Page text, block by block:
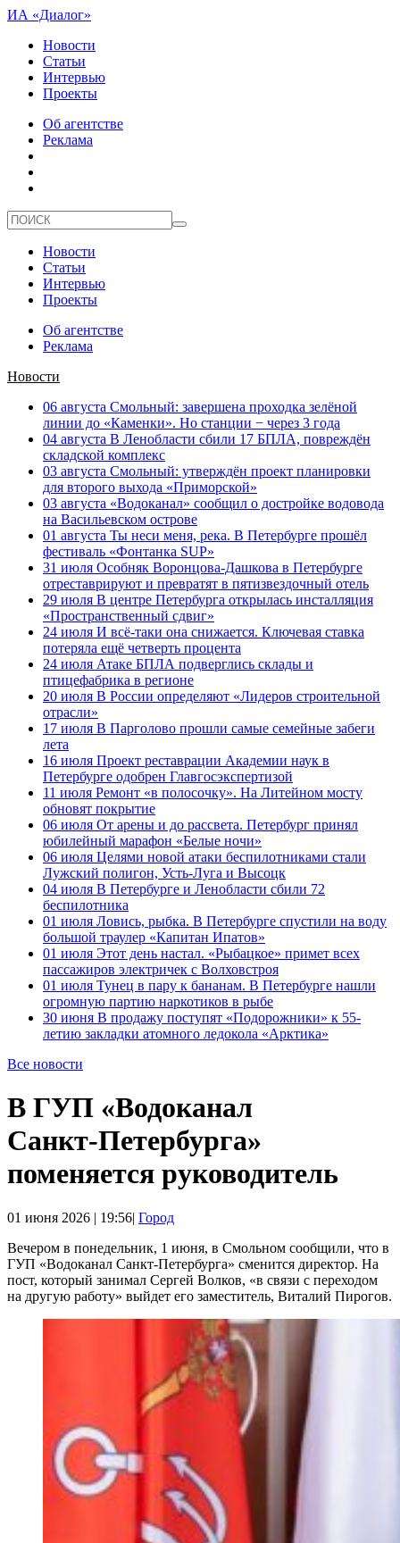
ИА «Диалог»
Новости
Статьи
Интервью
Проекты
Об агентстве
Реклама
Новости
Статьи
Интервью
Проекты
Об агентстве
Реклама
Новости
06 августа Смольный: завершена проходка зелёной
линии до «Каменки». Но станции − через 3 года
04 августа В Ленобласти сбили 17 БПЛА, повреждён
складской комплекс
03 августа Смольный: утверждён проект планировки
для второго выхода «Приморской»
03 августа «Водоканал» сообщил о достройке водовода
на Васильевском острове
01 августа Ты неси меня, река. В Петербурге прошёл
фестиваль «Фонтанка SUP»
31 июля Особняк Воронцова-Дашкова в Петербурге
отреставрируют и превратят в пятизвездочный отель
29 июля В центре Петербурга открылась инсталляция
«Пространственный сдвиг»
24 июля И всё-таки она снижается. Ключевая ставка
потеряла ещё четверть процента
24 июля Атаке БПЛА подверглись склады и
птицефабрика в регионе
20 июля В России определяют «Лидеров строительной
отрасли»
17 июля В Парголово прошли самые семейные забеги
лета
16 июля Проект реставрации Академии наук в
Петербурге одобрен Главгосэкспертизой
11 июля Ремонт «в полосочку». На Литейном мосту
обновят покрытие
06 июля От арены и до рассвета. Петербург принял
юбилейный марафон «Белые ночи»
06 июля Целями новой атаки беспилотниками стали
Лужский полигон, Усть-Луга и Высоцк
04 июля В Петербурге и Ленобласти сбили 72
беспилотника
01 июля Ловись, рыбка. В Петербурге спустили на воду
большой траулер «Капитан Ипатов»
01 июля Этот день настал. «Рыбацкое» примет всех
пассажиров электричек с Волховстроя
01 июля Тунец в пару к бананам. В Петербурге нашли
огромную партию наркотиков в рыбе
30 июня В продажу поступят «Подорожники» к 55-
летию закладки атомного ледокола «Арктика»
Все новости
В ГУП «Водоканал
Санкт‑Петербурга»
поменяется руководитель
01 июня 2026 | 19:56| Город
Вечером в понедельник, 1 июня, в Смольном сообщили, что в
ГУП «Водоканал Санкт‑Петербурга» сменится директор. На
пост, который занимал Сергей Волков, «в связи с переходом
на другую работу» выйдет его заместитель, Виталий Пирогов.